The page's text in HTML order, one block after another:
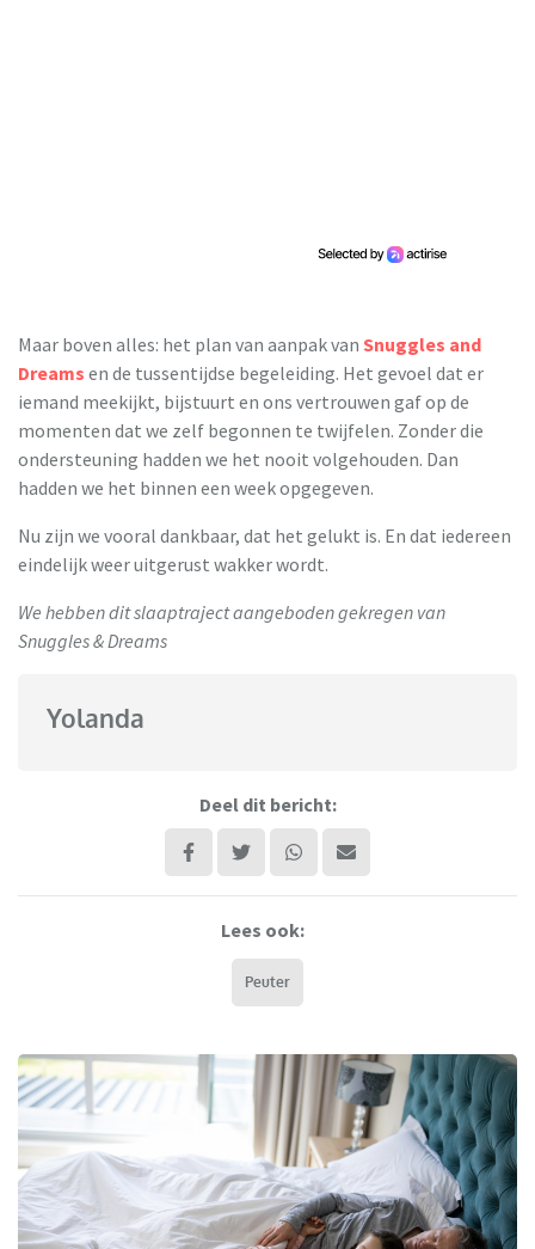
Maar boven alles: het plan van aanpak van Snuggles and
Dreams en de tussentijdse begeleiding. Het gevoel dat er
iemand meekijkt, bijstuurt en ons vertrouwen gaf op de
momenten dat we zelf begonnen te twijfelen. Zonder die
ondersteuning hadden we het nooit volgehouden. Dan
hadden we het binnen een week opgegeven.
Nu zijn we vooral dankbaar, dat het gelukt is. En dat iedereen
eindelijk weer uitgerust wakker wordt.
We hebben dit slaaptraject aangeboden gekregen van
Snuggles & Dreams
Yolanda
Deel dit bericht:
Lees ook:
Peuter